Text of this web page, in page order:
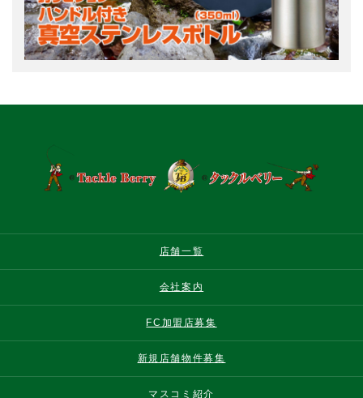
店舗一覧
会社案内
FC加盟店募集
新規店舗物件募集
マスコミ紹介